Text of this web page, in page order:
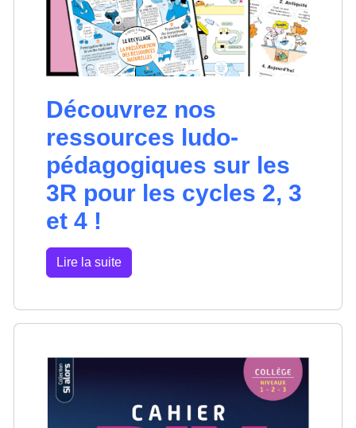
Découvrez nos
ressources ludo-
pédagogiques sur les
3R pour les cycles 2, 3
et 4 !
Lire la suite